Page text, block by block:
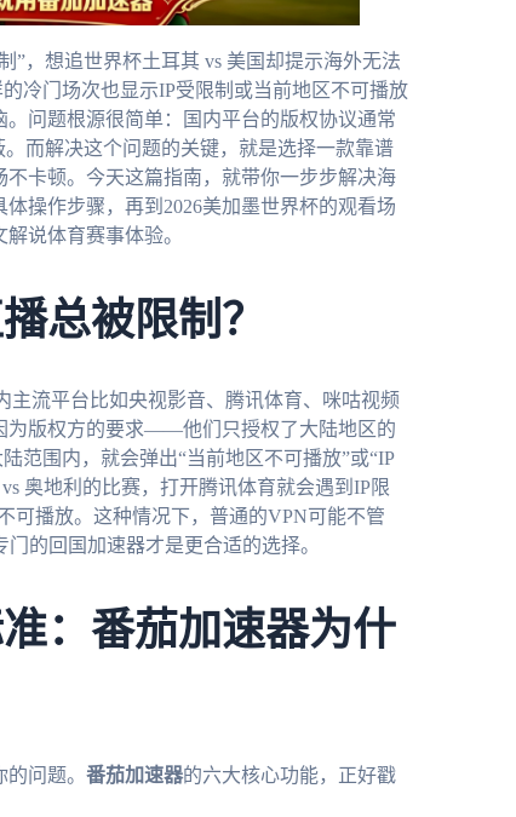
”，想追世界杯土耳其 vs 美国却提示海外无法
冷门场次也显示IP受限制或当前地区不可播放
问题根源很简单：国内平台的版权协议通常
而解决这个问题的关键，就是选择一款靠谱
卡顿。今天这篇指南，就带你一步步解决海
操作步骤，再到2026美加墨世界杯的观看场
说体育赛事体验。
总被限制？
流平台比如央视影音、腾讯体育、咪咕视频
为版权方的要求——他们只授权了大陆地区的
范围内，就会弹出“当前地区不可播放”或“IP
奥地利的比赛，打开腾讯体育就会遇到IP限
可播放。这种情况下，普通的VPN可能不管
的回国加速器才是更合适的选择。
：番茄加速器为什
问题。 番茄加速器的六大核心功能，正好戳